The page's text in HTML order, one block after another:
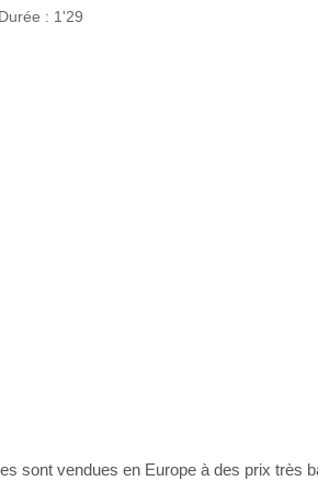
Durée : 1'29
sont vendues en Europe à des prix très